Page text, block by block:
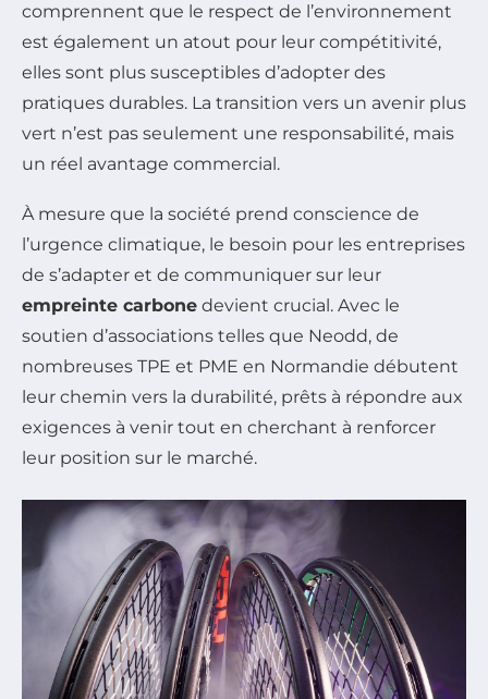
comprennent que le respect de l’environnement
est également un atout pour leur compétitivité,
elles sont plus susceptibles d’adopter des
pratiques durables. La transition vers un avenir plus
vert n’est pas seulement une responsabilité, mais
un réel avantage commercial.
À mesure que la société prend conscience de
l’urgence climatique, le besoin pour les entreprises
de s’adapter et de communiquer sur leur
empreinte carbone devient crucial. Avec le
soutien d’associations telles que Neodd, de
nombreuses TPE et PME en Normandie débutent
leur chemin vers la durabilité, prêts à répondre aux
exigences à venir tout en cherchant à renforcer
leur position sur le marché.